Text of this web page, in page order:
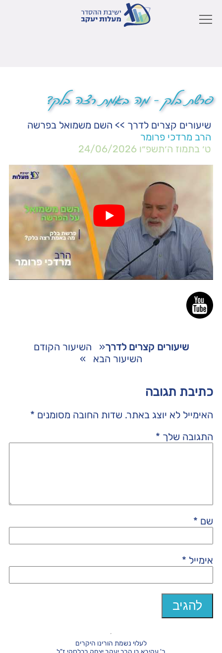
פרשת בלק – מה באמת רצה בלק?
שיעורים קצרים לדרך >> השם משמואל בפרשה
הרב מרדכי פרומר
ט׳ בתמוז ה׳תשפ״ו 24/06/2026
שיעורים קצרים לדרך« השיעור הקודם
השיעור הבא »
כתיבת תגובה
האימייל לא יוצג באתר. שדות החובה מסומנים *
התגובה שלך *
שם *
אימייל *
לעלוי נשמת הורינו היקרים